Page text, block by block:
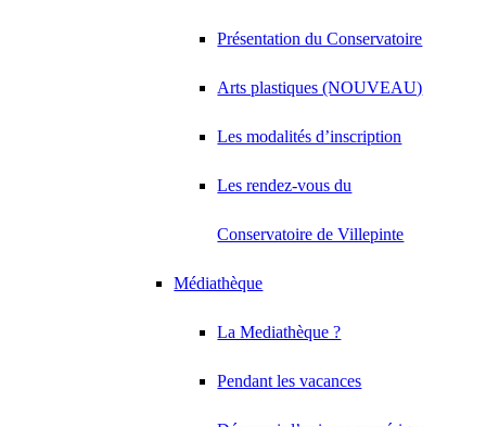
Présentation du Conservatoire
Arts plastiques (NOUVEAU)
Les modalités d’inscription
Les rendez-vous du
Conservatoire de Villepinte
Médiathèque
La Mediathèque ?
Pendant les vacances